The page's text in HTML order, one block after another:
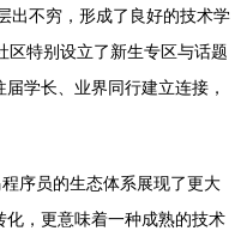
出不穷，形成了良好的技术学
区特别设立了新生专区与话题
学长、业界同行建立连接，
序员的生态体系展现了更大
，更意味着一种成熟的技术